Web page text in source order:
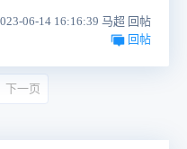
06-14 16:16:39 马超 回帖
回帖
下一页